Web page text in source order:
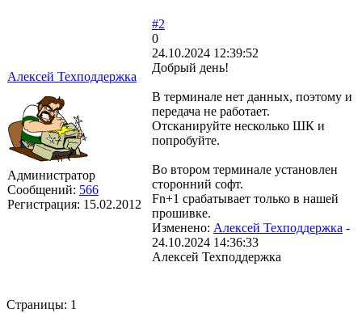
Алексей Техподдержка
Администратор
Сообщений: 566
Регистрация: 15.02.2012
#2
0
24.10.2024 12:39:52
Добрый день!
В терминале нет данных, поэтому и
передача не работает.
Отсканируйте несколько ШК и
попробуйте.
Во втором терминале установлен
сторонний софт.
Fn+1 срабатывает только в нашей
прошивке.
Изменено: Алексей Техподдержка -
24.10.2024 14:36:33
Алексей Техподдержка
Страницы: 1